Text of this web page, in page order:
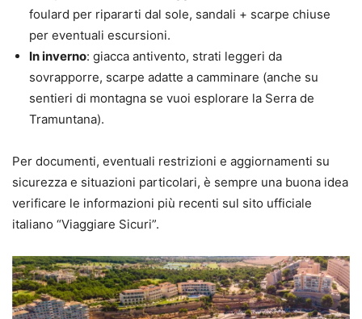
foulard per ripararti dal sole, sandali + scarpe chiuse
per eventuali escursioni.
In inverno: giacca antivento, strati leggeri da
sovrapporre, scarpe adatte a camminare (anche su
sentieri di montagna se vuoi esplorare la Serra de
Tramuntana).
Per documenti, eventuali restrizioni e aggiornamenti su
sicurezza e situazioni particolari, è sempre una buona idea
verificare le informazioni più recenti sul sito ufficiale
italiano “Viaggiare Sicuri”.